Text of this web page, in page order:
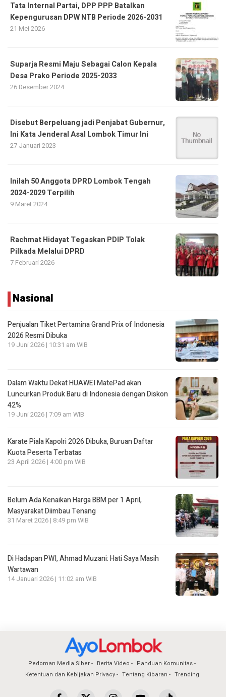
Tata Internal Partai, DPP PPP Batalkan
Kepengurusan DPW NTB Periode 2026-2031
21 Mei 2026
Suparja Resmi Maju Sebagai Calon Kepala
Desa Prako Periode 2025-2033
26 Desember 2024
Disebut Berpeluang jadi Penjabat Gubernur,
Ini Kata Jenderal Asal Lombok Timur Ini
27 Januari 2023
Inilah 50 Anggota DPRD Lombok Tengah
2024-2029 Terpilih
9 Maret 2024
Rachmat Hidayat Tegaskan PDIP Tolak
Pilkada Melalui DPRD
7 Februari 2026
Nasional
Penjualan Tiket Pertamina Grand Prix of Indonesia
2026 Resmi Dibuka
19 Juni 2026 | 10:31 am WIB
Dalam Waktu Dekat HUAWEI MatePad akan
Luncurkan Produk Baru di Indonesia dengan Diskon
42%
19 Juni 2026 | 7:09 am WIB
Karate Piala Kapolri 2026 Dibuka, Buruan Daftar
Kuota Peserta Terbatas
23 April 2026 | 4:00 pm WIB
Belum Ada Kenaikan Harga BBM per 1 April,
Masyarakat Diimbau Tenang
31 Maret 2026 | 8:49 pm WIB
Di Hadapan PWI, Ahmad Muzani: Hati Saya Masih
Wartawan
14 Januari 2026 | 11:02 am WIB
Pedoman Media Siber Berita Video
Panduan Komunitas
Ketentuan dan Kebijakan Privacy
Tentang Kibaran Trending